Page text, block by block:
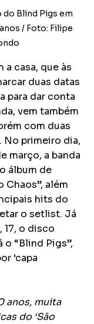
do Blind Pigs em
/ Foto: Filipe
casa, que às
duas datas
para dar conta
vem também
com duas
primeiro dia,
março, a banda
álbum de
Chaos”, além
hits do
o setlist. Já
17, o disco
“Blind Pigs”,
‘capa
anos, muita
do ‘São